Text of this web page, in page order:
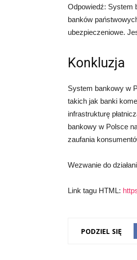
Odpowiedź: System
banków
ubezpieczeniowe.
Konkluzja
System bankowy w
takich jak banki
infrastrukturę
bankowy w Polsce
zaufania
Wezwanie do
Link tagu HTML:
PODZIEL SIĘ